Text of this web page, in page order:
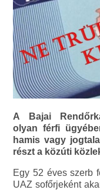
A Bajai
olyan férfi
hamis vagy
részt a közúti
Egy 52 éves szerb
UAZ sofőrjeként